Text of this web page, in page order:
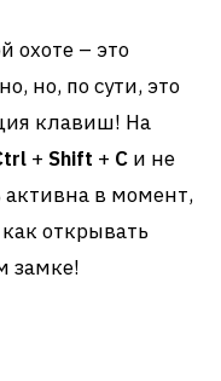
охоте – это
но, по сути, это
клавиш! На
+ Shift + C и не
активна в момент,
открывать
замке!